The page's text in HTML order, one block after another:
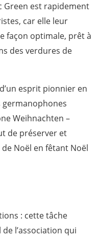
Green est rapidement
car elle leur
façon optimale, prêt à
des verdures de
esprit pionnier en
germanophones
Weihnachten –
de préserver et
Noël en fêtant Noël
: cette tâche
l’association qui